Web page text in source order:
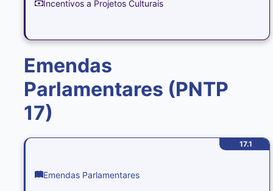
Incentivos a Projetos Culturais
Emendas
Parlamentares (PNTP
17)
17.1
Emendas Parlamentares